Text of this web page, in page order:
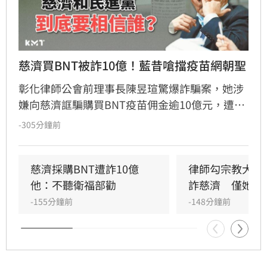
慈濟買BNT被詐10億！藍昔嗆擋疫苗網朝聖
彰化律師公會前理事長陳昱瑄驚爆詐騙案，她涉
嫌向慈濟誆騙購買BNT疫苗佣金逾10億元，遭台
中地檢署依詐欺、洗錢等罪起訴並接押。此案揭
醒勿信掮客而怒批政府阻擋疫苗，如今真相大
白，證實慈濟確實受騙，當年國民黨指責民進黨
的貼文遭大批網友留言朝聖，戲稱是大型翻車現
場。面對詐騙真相，慈濟表達遺憾並配合調查，
林智群律師則表示時間證明一切，感嘆當年政府
的提醒遭政治操作抹黑，如今結果公開，真相已
-305分鐘前
慈濟採購BNT遭詐10億
他：不聽衛福部勸
-155分鐘前
律師勾宗教大
詐慈濟　僅她交
-148分鐘前